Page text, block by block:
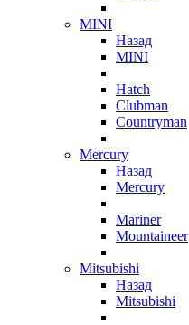
MINI
Назад
MINI
Hatch
Clubman
Countryman
Mercury
Назад
Mercury
Mariner
Mountaineer
Mitsubishi
Назад
Mitsubishi